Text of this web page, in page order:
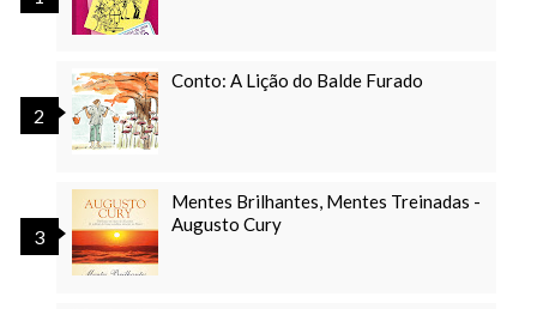
Conto: A Lição do Balde Furado
Mentes Brilhantes, Mentes Treinadas -
Augusto Cury